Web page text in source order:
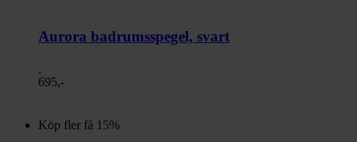
Aurora badrumsspegel, svart
695,-
Köp fler få 15%